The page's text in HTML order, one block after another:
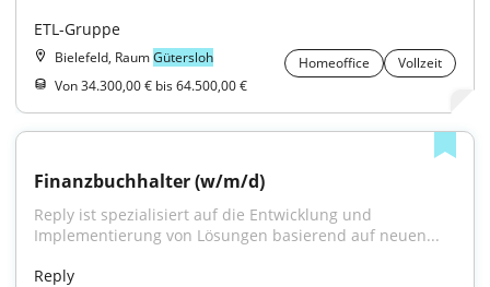
ETL-Gruppe
Bielefeld, RaumGütersloh Homeoffice
Vollzeit
Von 34.300,00 € bis 64.500,00 €
Finanzbuchhalter (w/m/d)
Reply ist spezialisiert auf die Entwicklung und
Implementierung von Lösungen basierend auf neuen...
Reply